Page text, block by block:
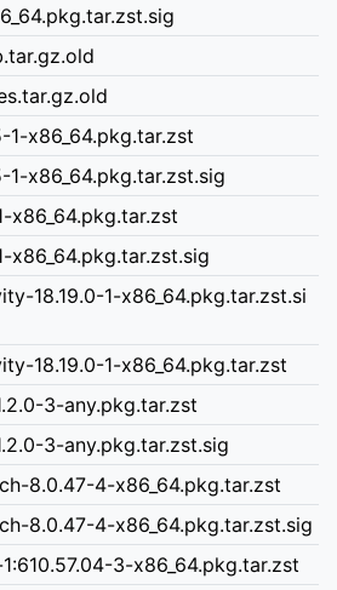
1-x86_64.pkg.tar.zst
1-x86_64.pkg.tar.zst.sig
x86_64.pkg.tar.zst
x86_64.pkg.tar.zst.sig
18.19.0-1-x86_64.pkg.tar.zst.si
18.19.0-1-x86_64.pkg.tar.zst
3-any.pkg.tar.zst
3-any.pkg.tar.zst.sig
8.0.47-4-x86_64.pkg.tar.zst
8.0.47-4-x86_64.pkg.tar.zst.sig
3-x86_64.pkg.tar.zst